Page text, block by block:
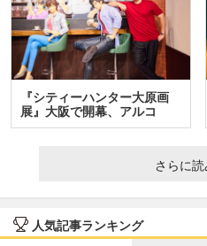
『シティーハンター大原画
展』大阪で開幕、アルコ
＆…
さらに
人気記事ランキング